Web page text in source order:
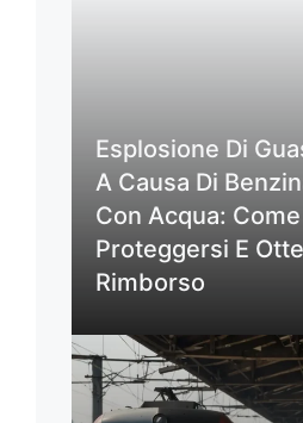
Esplosione Di
A Causa Di
Con Acqua: Come
Proteggersi E
Rimborso